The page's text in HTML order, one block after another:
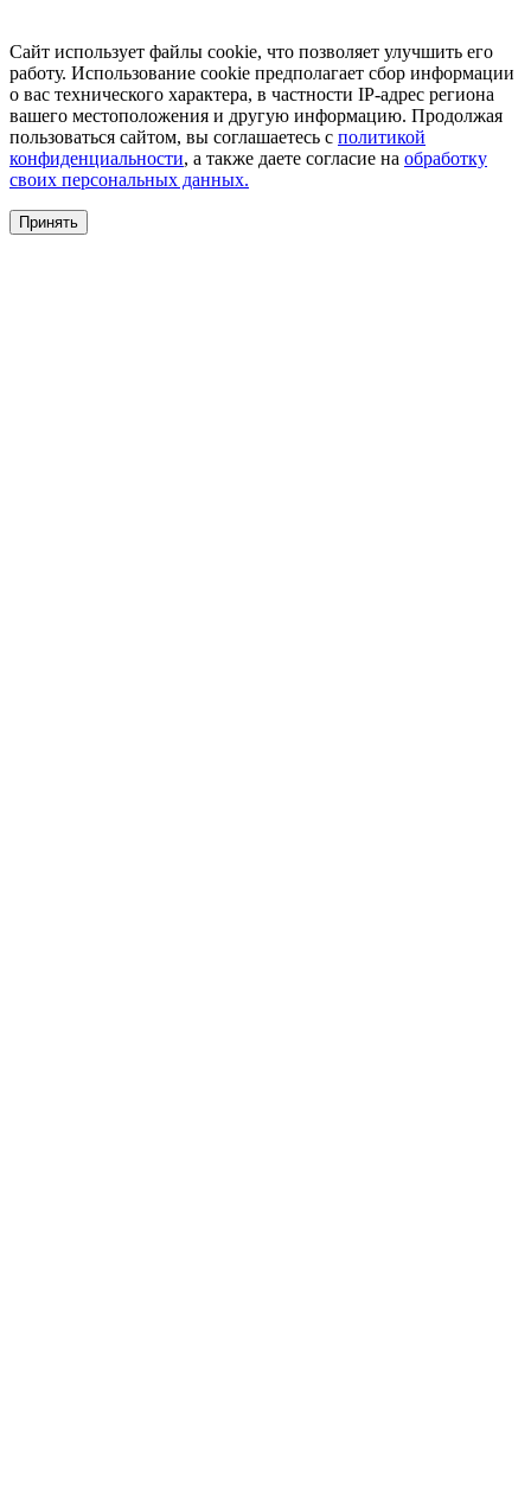
Сайт использует файлы cookie, что позволяет улучшить его
работу. Использование cookie предполагает сбор информации
о вас технического характера, в частности IP-адрес региона
вашего местоположения и другую информацию. Продолжая
пользоваться сайтом, вы соглашаетесь с политикой
конфиденциальности, а также даете согласие на обработку
своих персональных данных.
Принять